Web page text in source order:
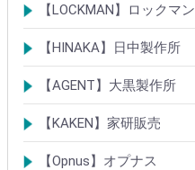
シリンダー
古代・古代ネオ装飾錠
KEYLEX/キーレックス
レバーハンドルシリーズ
【LOCKMAN】ロックマン
メガクロスSPシリンダー
デジタルロック
【HINAKA】日中製作所
SEPA/HDSシリンダー
SEPA・AGE・GIAロック製品
【AGENT】大黒製作所
LSシリンダー
錠・ロック製品
【KAKEN】家研販売
ベルウェーブキー
ロック製品
【Opnus】オプナス